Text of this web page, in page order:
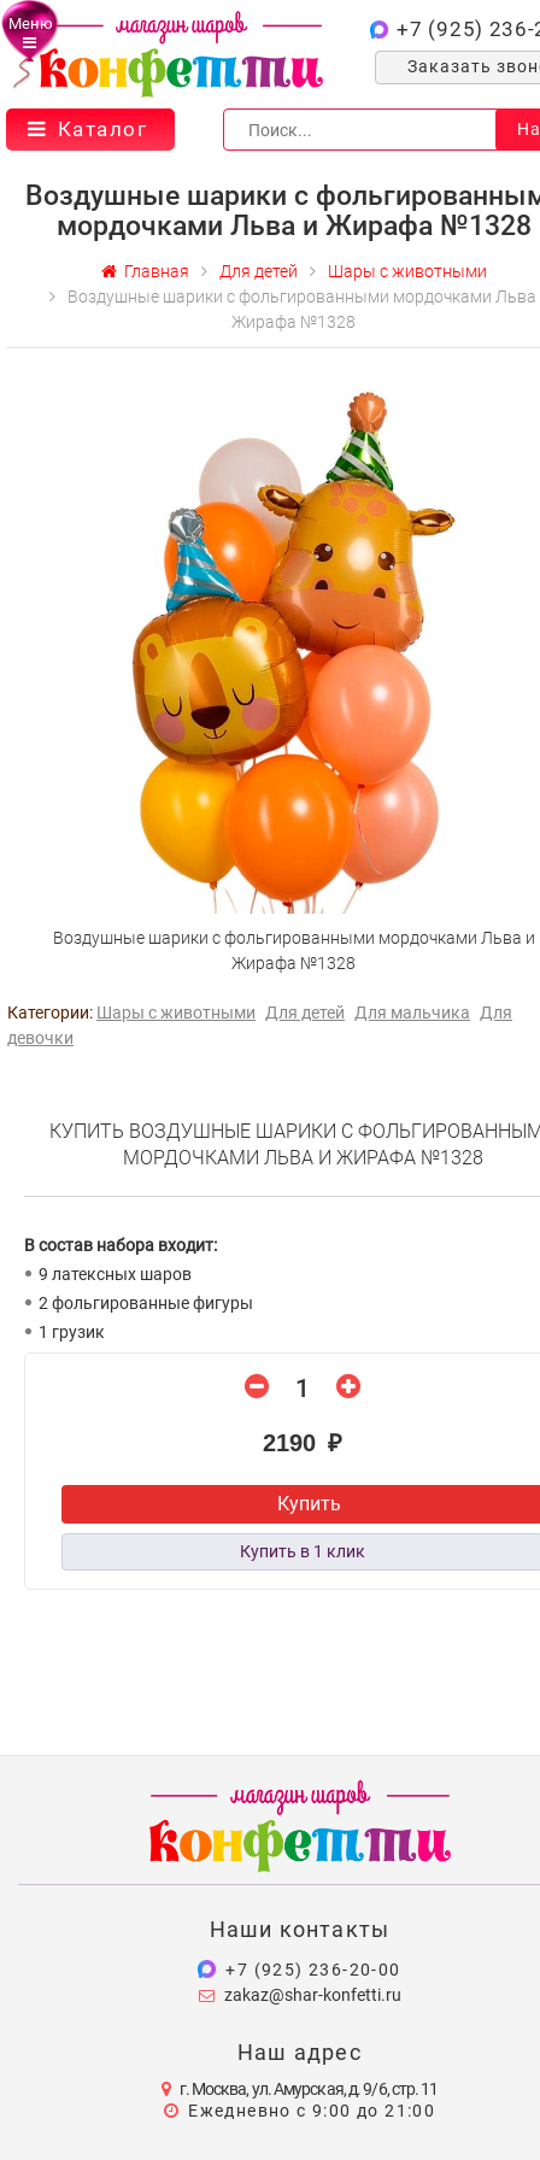
Меню +7 (925) 236-
Заказать
Каталог
Воздушные шарики с
мордочками Льва и Жирафа №1328
Главная Для детей
Шары с животными
Воздушные шарики с фольгированными мордочками Льва
Жирафа №1328
Воздушные шарики с фольгированными мордочками Льва и
Жирафа №1328
Категории: Шары с животными Для детей Для мальчика
Для
девочки
КУПИТЬ ВОЗДУШНЫЕ ШАРИКИ С
МОРДОЧКАМИ ЛЬВА И ЖИРАФА №1328
В состав набора входит:
9 латексных шаров
2 фольгированные фигуры
1 грузик
2190 ₽
Купить
Наши контакты
+7 (925) 236-20-00
zakaz@shar-konfetti.ru
Наш адрес
г. Москва, ул. Амурская, д. 9/6, стр. 11
Ежедневно с 9:00 до 21:00